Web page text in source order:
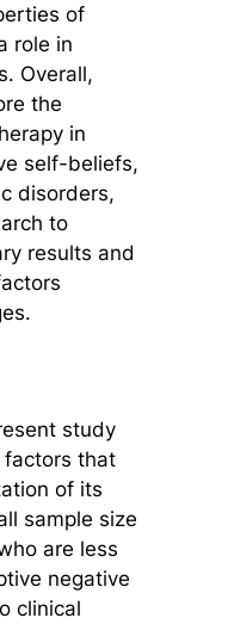
of
role in
Overall,
the
in
self-beliefs,
disorders,
to
results and
study
factors that
of its
sample size
are less
negative
clinical